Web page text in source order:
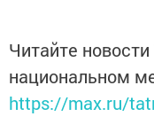
Читайте
национальном
https://max.ru/